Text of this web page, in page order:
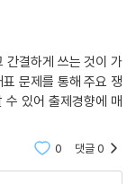
간결하게 쓰는 것이 가
문제를 통해 주요 쟁
있어 출제경향에 매
0 댓글0